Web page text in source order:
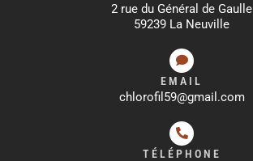
2 rue du Général de Gaulle
59239 La Neuville
EMAIL
chlorofil59@gmail.com
TÉLÉPHONE